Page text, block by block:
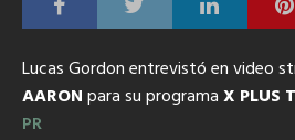
Lucas Gordon entrevistó en video
AARONpara su programaX PLUS
PR